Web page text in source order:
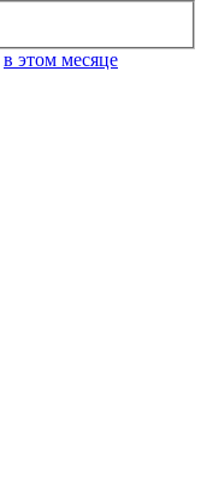
в этом месяце